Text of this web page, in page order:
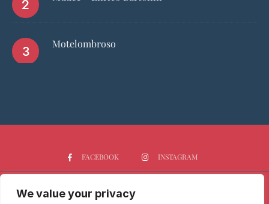
We value your privacy
Motelombroso
FACEBOOK INSTAGRAM
HOME CHI SIAMO